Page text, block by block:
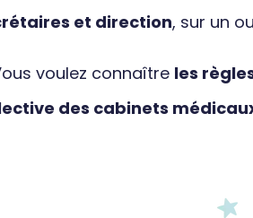
et direction, sur un
voulez connaître les
des cabinets médicaux